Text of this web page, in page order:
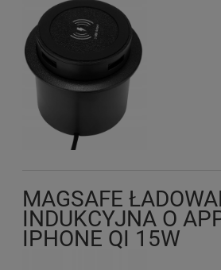
MAGSAFE
INDUKCYJNA O
IPHONE QI 15W